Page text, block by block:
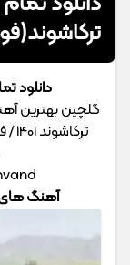
دانلود
گلچین بهترین
ترکاشوند 1401 / فول البوم مجتبی ترکاشوند با کیفیت اصلی از
آهنگ